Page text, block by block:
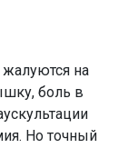
на
боль в
Но точный